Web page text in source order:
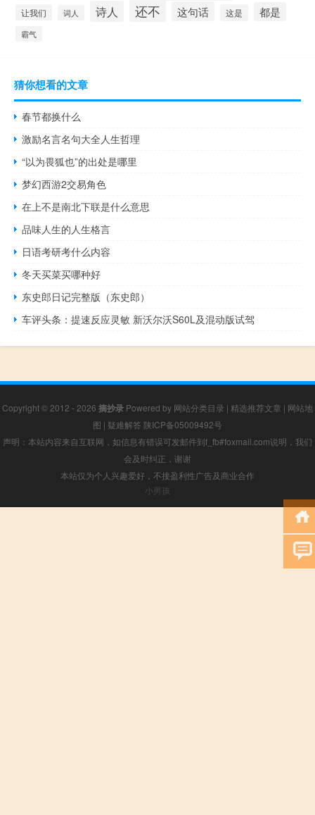
让我们 词人 诗人 还不 这句话 这是 都是
霸气
猜你想看的文章
春节都换什么
激励名言名句大全人生哲理
“以为畏狐也”的出处是哪里
梦幻西游2交易角色
在上不是南北下联是什么意思
品味人生的人生格言
日语考研考什么内容
冬天买菜买哪种好
东史郎日记完整版（东史郎）
车评头条：提速反应灵敏 新沃尔沃S60L及混动版试驾
Copyright © 2012 - 2026 摘抄录 Powered by 网站分类目录 | 精选推荐文章 | 网站地
图 | 疑难解答 陕ICP备05009492号
声明：本站内容来自互联网，如信息有错误可发邮件到f_fb#foxmail.com说明，我们
会及时纠正，谢谢
本站仅为个人兴趣爱好，不接盈利性广告及商业合作
小男孩